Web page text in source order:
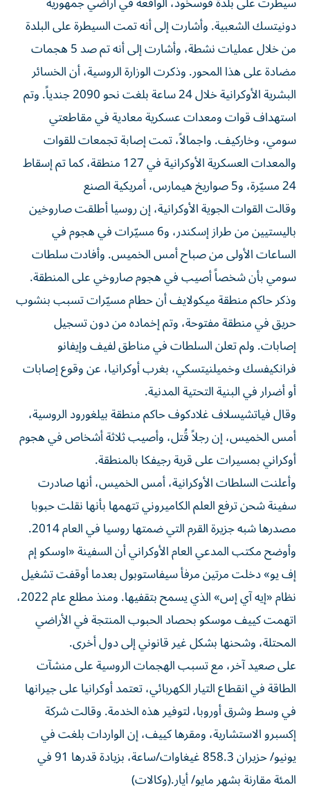
دونيتسك الشعبية. وأشارت إلى أنه تمت السيطرة على البلدة
من خلال عمليات نشطة، وأشارت إلى أنه تم صد 5 هجمات
مضادة على هذا المحور. وذكرت الوزارة الروسية، أن الخسائر
البشرية الأوكرانية خلال 24 ساعة بلغت نحو 2090 جندياً. وتم
استهداف قوات ومعدات عسكرية معادية في مقاطعتي
سومي، وخاركيف. واجمالاً، تمت إصابة تجمعات للقوات
والمعدات العسكرية الأوكرانية في 127 منطقة، كما تم إسقاط
24 مسيّرة، و5 صواريخ هيمارس، أمريكية الصنع
وقالت القوات الجوية الأوكرانية، إن روسيا أطلقت صاروخين
باليستيين من طراز إسكندر، و6 مسيّرات في هجوم في
الساعات الأولى من صباح أمس الخميس. وأفادت سلطات
سومي بأن شخصاً أصيب في هجوم صاروخي على المنطقة.
وذكر حاكم منطقة ميكولايف أن حطام مسيّرات تسبب بنشوب
حريق في منطقة مفتوحة، وتم إخماده من دون تسجيل
إصابات. ولم تعلن السلطات في مناطق لفيف وإيفانو
فرانكيفسك وخميلنيتسكي، بغرب أوكرانيا، عن وقوع إصابات
أو أضرار في البنية التحتية المدنية.
وقال فياتشيسلاف غلادكوف حاكم منطقة بيلغورود الروسية،
أمس الخميس، إن رجلاً قُتل، وأصيب ثلاثة أشخاص في هجوم
أوكراني بمسيرات على قرية رجيفكا بالمنطقة.
وأعلنت السلطات الأوكرانية، أمس الخميس، أنها صادرت
سفينة شحن ترفع العلم الكاميروني تتهمها بأنها نقلت حبوبا
مصدرها شبه جزيرة القرم التي ضمتها روسيا في العام 2014.
وأوضح مكتب المدعي العام الأوكراني أن السفينة «اوسكو إم
إف يو» دخلت مرتين مرفأ سيفاستوبول بعدما أوقفت تشغيل
نظام «إيه آي إس» الذي يسمح بتقفيها. ومنذ مطلع عام 2022،
اتهمت كييف موسكو بحصاد الحبوب المنتجة في الأراضي
المحتلة، وشحنها بشكل غير قانوني إلى دول أخرى.
على صعيد آخر، مع تسبب الهجمات الروسية على منشآت
الطاقة في انقطاع التيار الكهربائي، تعتمد أوكرانيا على جيرانها
في وسط وشرق أوروبا، لتوفير هذه الخدمة. وقالت شركة
إكسبرو الاستشارية، ومقرها كييف، إن الواردات بلغت في
يونيو/ حزيران 858.3 غيغاوات/ساعة، بزيادة قدرها 91 في
المئة مقارنة بشهر مايو/ أيار.(وكالات)